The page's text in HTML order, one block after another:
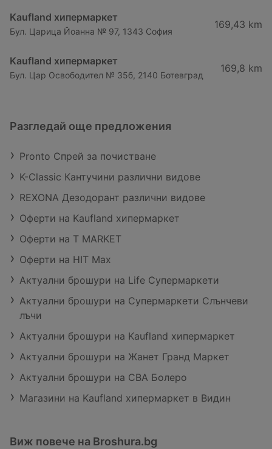
Kaufland хипермаркет
Бул. Царица Йоанна № 97, 1343 София
169,43 km
Kaufland хипермаркет
Бул. Цар Освободител № 35б, 2140 Ботевград
169,8 km
Разгледай още предложения
Pronto Спрей за почистване
K-Classic Кантучини различни видове
REXONA Дезодорант различни видове
Оферти на Kaufland хипермаркет
Оферти на T MARKET
Оферти на HIT Max
Актуални брошури на Life Супермаркети
Актуални брошури на Супермаркети Слънчеви
лъчи
Актуални брошури на Kaufland хипермаркет
Актуални брошури на Жанет Гранд Маркет
Актуални брошури на CBA Болеро
Магазини на Kaufland хипермаркет в Видин
Виж повече на Broshura.bg